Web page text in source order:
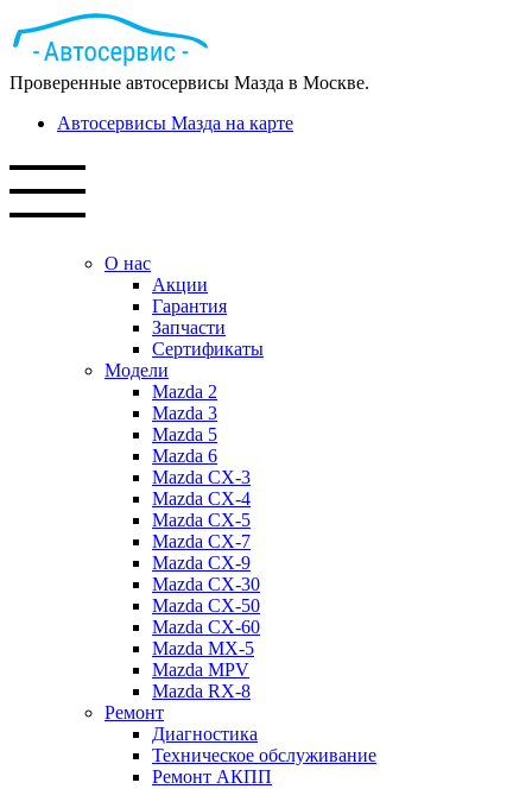
Проверенные автосервисы Мазда в Москве.
Автосервисы Мазда на карте
О нас
Акции
Гарантия
Запчасти
Сертификаты
Модели
Mazda 2
Mazda 3
Mazda 5
Mazda 6
Mazda СХ-3
Mazda СХ-4
Mazda СХ-5
Mazda CX-7
Mazda CX-9
Mazda CX-30
Mazda СХ-50
Mazda СХ-60
Mazda MX-5
Mazda MPV
Mazda RX-8
Ремонт
Диагностика
Техническое обслуживание
Ремонт АКПП